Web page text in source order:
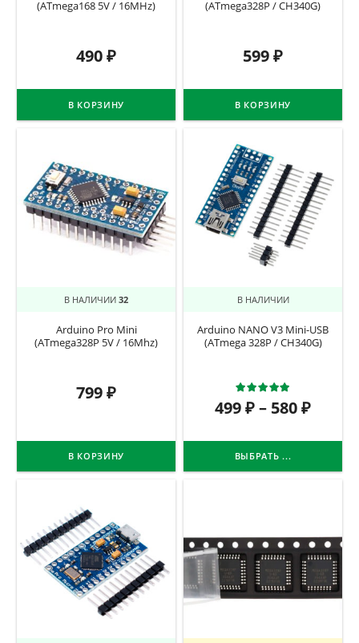
(ATmega168 5V / 16MHz)
490₽
В КОРЗИНУ
(ATmega328P / CH340G)
599₽
В КОРЗИНУ
В НАЛИЧИИ 32
Arduino Pro Mini
(ATmega328P 5V / 16Mhz)
799₽
В КОРЗИНУ
В НАЛИЧИИ
Arduino NANO V3 Mini-USB
(ATmega 328P / CH340G)
499₽– 580₽
ВЫБРАТЬ ...